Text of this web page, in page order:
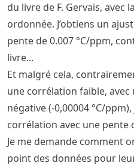
du livre de F. Gervais, avec
ordonnée. J’obtiens un
pente de 0.007 °C/ppm,
livre...
Et malgré cela,
une corrélation faible,
négative (-0,00004 °C/
corrélation avec une pente
Je me demande comment
point des données pour